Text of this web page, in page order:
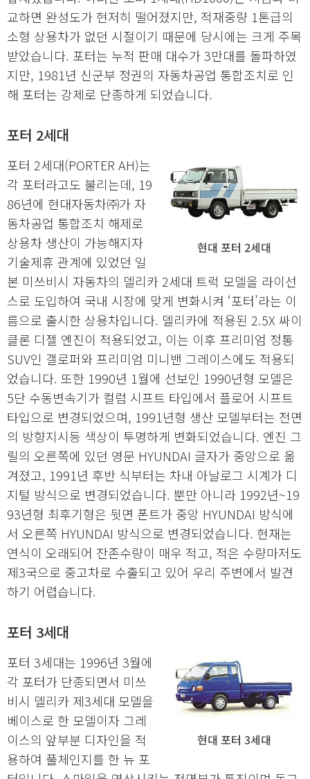
교하면 완성도가 현저히 떨어졌지만, 적재중량 1톤급의
소형 상용차가 없던 시절이기 때문에 당시에는 크게 주목
받았습니다. 포터는 누적 판매 대수가 3만대를 돌파하였
지만, 1981년 신군부 정권의 자동차공업 통합조치로 인
해 포터는 강제로 단종하게 되었습니다.
포터 2세대
현대 포터 2세대
포터 2세대(PORTER AH)는
각 포터라고도 불리는데, 19
86년에 현대자동차㈜가 자
동차공업 통합조치 해제로
상용차 생산이 가능해지자
기술제휴 관계에 있었던 일
본 미쓰비시 자동차의 델리카 2세대 트럭 모델을 라이선
스로 도입하여 국내 시장에 맞게 변화시켜 ‘포터’라는 이
름으로 출시한 상용차입니다. 델리카에 적용된 2.5X 싸이
클론 디젤 엔진이 적용되었고, 이는 이후 프리미엄 정통
SUV인 갤로퍼와 프리미엄 미니밴 그레이스에도 적용되
었습니다. 또한 1990년 1월에 선보인 1990년형 모델은
5단 수동변속기가 컬럼 시프트 타입에서 플로어 시프트
타입으로 변경되었으며, 1991년형 생산 모델부터는 전면
의 방향지시등 색상이 투명하게 변화되었습니다. 엔진 그
릴의 오른쪽에 있던 영문 HYUNDAI 글자가 중앙으로 옮
겨졌고, 1991년 후반 식부터는 차내 아날로그 시계가 디
지털 방식으로 변경되었습니다. 뿐만 아니라 1992년~19
93년형 최후기형은 뒷면 폰트가 중앙 HYUNDAI 방식에
서 오른쪽 HYUNDAI 방식으로 변경되었습니다. 현재는
연식이 오래되어 잔존수량이 매우 적고, 적은 수량마저도
제3국으로 중고차로 수출되고 있어 우리 주변에서 발견
하기 어렵습니다.
포터 3세대
현대 포터 3세대
포터 3세대는 1996년 3월에
각 포터가 단종되면서 미쓰
비시 델리카 제3세대 모델을
베이스로 한 모델이자 그레
이스의 앞부분 디자인을 적
용하여 풀체인지를 한 뉴 포